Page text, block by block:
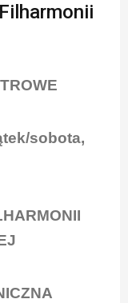
sobota,